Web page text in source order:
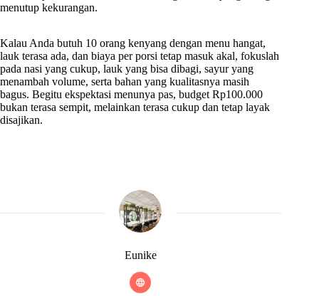
menutup kekurangan.
Kalau Anda butuh 10 orang kenyang dengan menu hangat,
lauk terasa ada, dan biaya per porsi tetap masuk akal, fokuslah
pada nasi yang cukup, lauk yang bisa dibagi, sayur yang
menambah volume, serta bahan yang kualitasnya masih
bagus. Begitu ekspektasi menunya pas, budget Rp100.000
bukan terasa sempit, melainkan terasa cukup dan tetap layak
disajikan.
Eunike